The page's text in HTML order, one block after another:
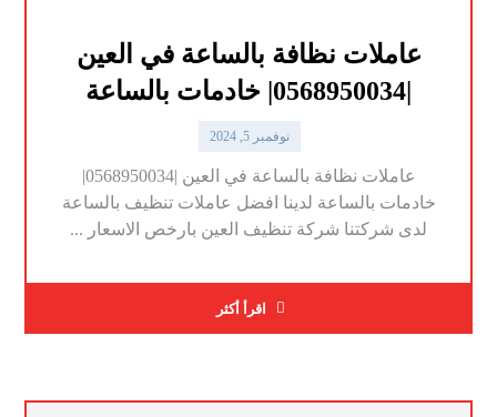
عاملات نظافة بالساعة في العين
نوفمبر 5, 2024
عاملات نظافة بالساعة في العين |0568950034|
خادمات بالساعة لدينا افضل عاملات تنظيف بالساعة
لدى شركتنا شركة تنظيف العين بارخص الاسعار ...
اقرأ أكثر